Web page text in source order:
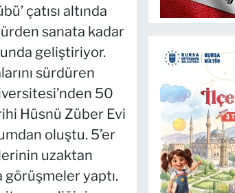
çatısı altında
sanata kadar
geliştiriyor.
sürdüren
50
Hüsnü Züber Evi
oluştu. 5’er
uzaktan
görüşmeler yaptı.